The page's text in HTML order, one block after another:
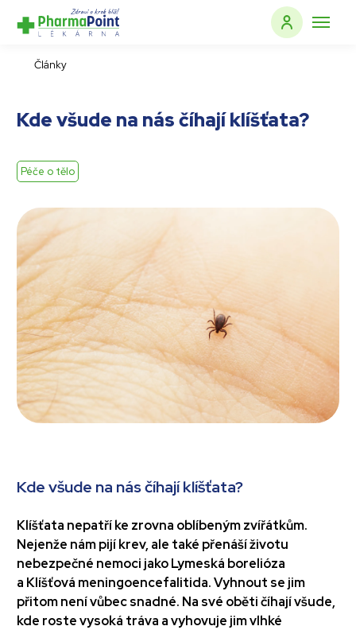
Články
Kde všude na nás číhají klíšťata?
Péče o tělo
Kde všude na nás číhají klíšťata?
Klíšťata nepatří ke zrovna oblíbeným zvířátkům.
Nejenže nám pijí krev, ale také přenáší životu
nebezpečné nemoci jako Lymeská borelióza
a Klíšťová meningoencefalitida. Vyhnout se jim
přitom není vůbec snadné. Na své oběti číhají všude,
kde roste vysoká tráva a vyhovuje jim vlhké